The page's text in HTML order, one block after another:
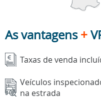
As vantagens+
Taxas de venda
Veículos
na estrada